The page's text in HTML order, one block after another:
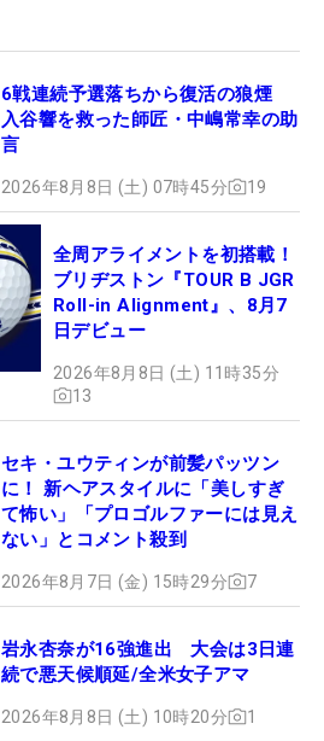
6戦連続予選落ちから復活の狼煙
入谷響を救った師匠・中嶋常幸の助
言
2026年8月8日 (土) 07時45分 19
全周アライメントを初搭載！
ブリヂストン『TOUR B JGR
Roll-in Alignment』、8月7
日デビュー
2026年8月8日 (土) 11時35分
13
セキ・ユウティンが前髪パッツン
に！ 新ヘアスタイルに「美しすぎ
て怖い」「プロゴルファーには見え
ない」とコメント殺到
2026年8月7日 (金) 15時29分 7
岩永杏奈が16強進出 大会は3日連
続で悪天候順延/全米女子アマ
2026年8月8日 (土) 10時20分 1